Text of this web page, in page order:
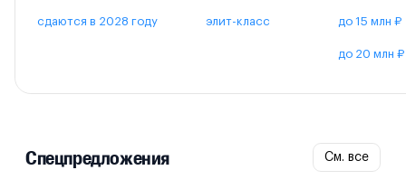
сдаются в 2028 году элит-класс до 15 млн ₽
до 20 млн ₽
Спецпредложения См. все